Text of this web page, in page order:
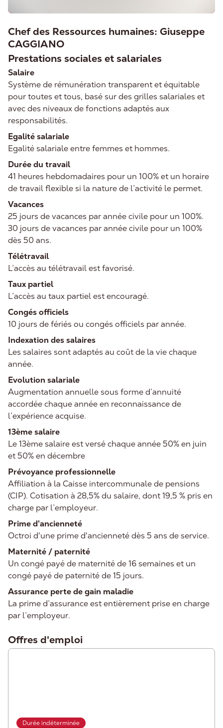
Nous continuons à travailler dur pour améliorer,
agrandir et mettre à jour régulièrement
MoudonGPT.
Nous apprécions donc tous les retours. Ou
même en parler autour de vous si vous êtes
satisfait de MoudonGPT.
Chef des Ressources humaines: Giuseppe
CAGGIANO
Prestations sociales et salariales
Salaire
Système de rémunération transparent et équitable
pour toutes et tous, basé sur des grilles salariales et
avec des niveaux de fonctions adaptés aux
responsabilités.
Egalité salariale
Egalité salariale entre femmes et hommes.
Durée du travail
41 heures hebdomadaires pour un 100% et un horaire
de travail flexible si la nature de l’activité le permet.
Vacances
25 jours de vacances par année civile pour un 100%.
30 jours de vacances par année civile pour un 100%
dès 50 ans.
Télétravail
L’accès au télétravail est favorisé.
Taux partiel
L’accès au taux partiel est encouragé.
Congésofficiels
10 jours de fériés ou congés officiels par année.
Indexation dessalaires
Les salaires sont adaptés au coût de la vie chaque
année.
Evolution salariale
Augmentation annuelle sous forme d’annuité
accordée chaque année en reconnaissance de
l’expérience acquise.
13ème salaire
Le 13ème salaire est versé chaque année 50% en juin
et 50% en décembre
Prévoyance professionnelle
Affiliation à la Caisse intercommunale de pensions
(CIP). Cotisation à 28,5% du salaire, dont 19,5 % pris en
charge par l’employeur.
Prime d'ancienneté
Octroi d'une prime d'ancienneté dès 5 ans de service.
Maternité / paternité
Un congé payé de maternité de 16 semaines et un
congé payé de paternité de 15 jours.
Assurance perte de gain maladie
La prime d’assurance est entièrement prise en charge
par l’employeur.
Offres d'emploi
Durée indéterminée